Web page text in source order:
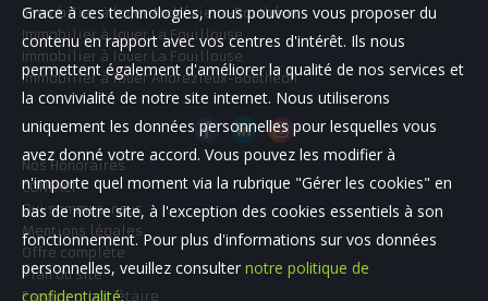
Immobilier à louer Andrézieux-Bouthéon
Immobilier à louer La Fouillouse
Immobilier à louer La Fouillouse
Immobilier à louer Andrézieux-Bouthéon
Nos Honoraires
CONTACT
Qui sommes-nous
Mentions légales
Offre complète
Plan du site
Espace propriétaire
Grace à ces technologies, nous pouvons vous proposer du
contenu en rapport avec vos centres d'intérêt. Ils nous
permettent également d'améliorer la qualité de nos services et
la convivialité de notre site internet. Nous utiliserons
uniquement les données personnelles pour lesquelles vous
avez donné votre accord. Vous pouvez les modifier à
n'importe quel moment via la rubrique "Gérer les cookies" en
bas de notre site, à l'exception des cookies essentiels à son
fonctionnement. Pour plus d'informations sur vos données
personnelles, veuillez consulter notre politique de
confidentialité.